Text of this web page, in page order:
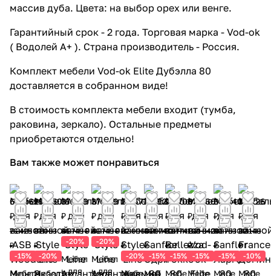
массив дуба. Цвета: на выбор орех или венге.
Гарантийный срок - 2 года. Торговая марка - Vod-ok
( Водолей А+ ). Страна производитель - Россия.
Комплект мебели Vod-ok Elite Дубэлла 80
доставляется в собранном виде!
В стоимость комплекта мебели входит (тумба,
раковина, зеркало). Остальные предметы
приобретаются отдельно!
Вам также может понравиться
64 961
₽
76 425
₽
-15%
Мебе
29 650
₽
37 063
₽
-20%
Мебел
37 399
₽
46 749 ₽
-20%
Мебел
ь для
37 399
₽
46 749 ₽
-20%
Мебел
ь для
25 677
₽
32 096
₽
-20%
Мебе
39 928
₽
46 974
₽
-15%
Меб
28 708
₽
33 774
₽
-15%
Мебе
93 366
₽
109 842
₽
-15%
Мебе
34 640
₽
40 753
₽
-15%
Мебе
35 226
₽
39 140
₽
-10%
Мебе